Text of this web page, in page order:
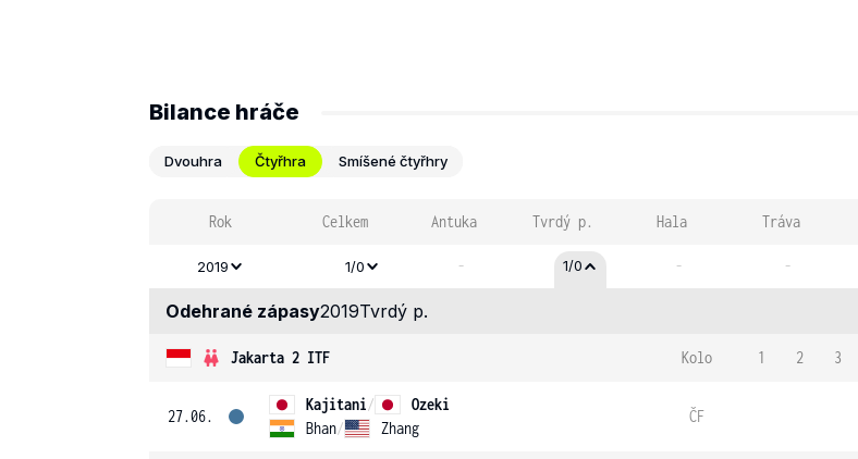
Bilance hráče
Dvouhra Čtyřhra Smíšené čtyřhry
Rok Celkem Antuka Tvrdý p. Hala Tráva
2019 1/0 - 1/0 - -
Odehrané zápasy2019Tvrdý p.
Jakarta 2 ITF Kolo 1 2 3
27.06.
Kajitani/
Ozeki
Bhan/ Zhang
ČF